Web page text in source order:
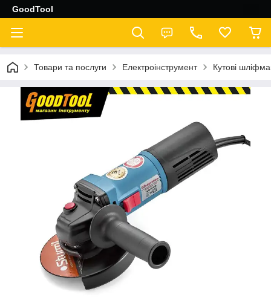
GoodTool
Товари та послуги Електроінструмент Кутові